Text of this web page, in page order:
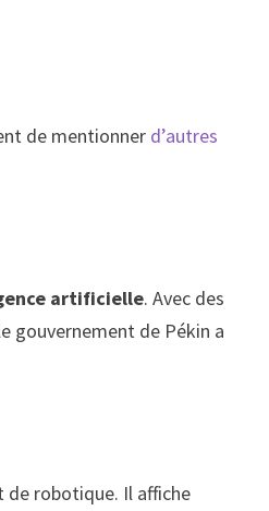
de mentionner d’autres
artificielle. Avec des
gouvernement de Pékin a
de robotique. Il affiche